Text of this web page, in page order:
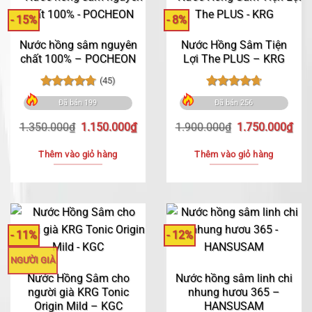
- 15%
Nước hồng sâm nguyên
chất 100% – POCHEON
Được xếp
hạng4.76
(45)
Đã bán 199
1.350.000₫ Giá
là:
1.350.000₫.
1.150.000₫Giá
1.150.000₫.
Thêm vào giỏ hàng
- 8%
Nước Hồng Sâm Tiện
Lợi The PLUS – KRG
Được xếp
hạng4.72
Đã bán 256
1.900.000₫ Giá
là:
1.900.000₫.
1.750.000₫Giá
Thêm vào giỏ hàng
- 11%
NGƯỜI GIÀ
Nước Hồng Sâm cho
người già KRG Tonic
Origin Mild – KGC
- 12%
Nước hồng sâm linh chi
nhung hươu 365 –
HANSUSAM